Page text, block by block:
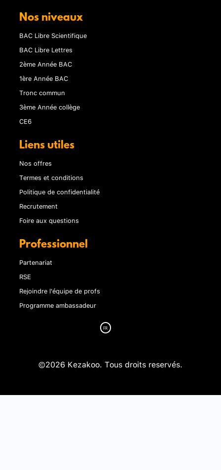
Nos niveaux
BAC Libre Scientifique
BAC Libre Lettres
2ème Année BAC
1ère Année BAC
Tronc commun
3ème Année collège
CE6
Liens utiles
Nos offres
Termes et conditions
Politique de confidentialité
Recrutement
Foire aux questions
Professionnel
Partenariat
RSE
Rejoindre l'équipe de profs
Programme ambassadeur
©2026 Kezakoo. Tous droits reservés.